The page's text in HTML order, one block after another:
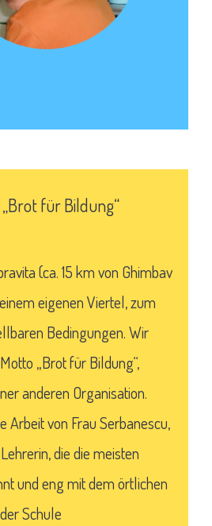
für Bildung“
(ca. 15 km von Ghimbav
eigenen Viertel, zum
Bedingungen. Wir
„Brot für Bildung“,
anderen Organisation.
Arbeit von Frau Serbanescu,
die die meisten
und eng mit dem örtlichen
Schule